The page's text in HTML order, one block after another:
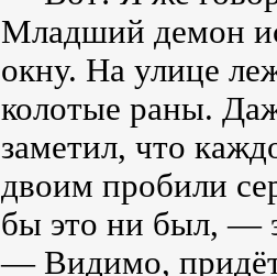
Младший демон
окну. На улице
колотые раны.
заметил, что
двоим пробили
бы это ни был, —
— Видимо,